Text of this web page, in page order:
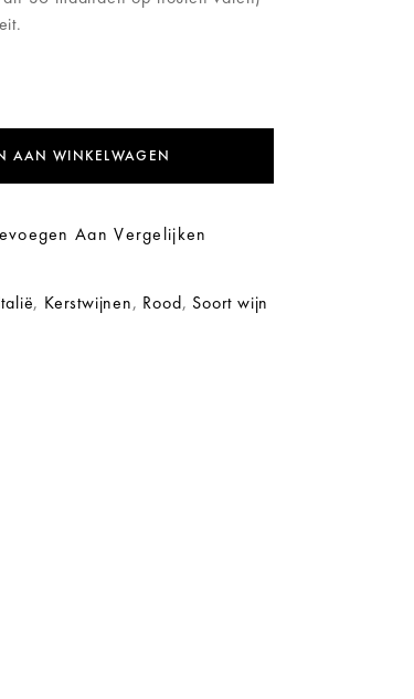
AAN WINKELWAGEN
Aan Vergelijken
, Kerstwijnen, Rood, Soort wijn